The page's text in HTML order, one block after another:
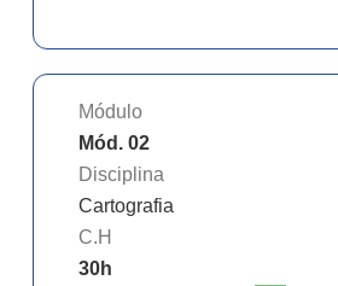
Módulo
Mód. 02
Disciplina
Cartografia
C.H
30h